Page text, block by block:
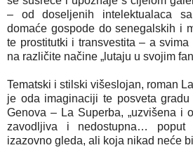
– od doseljenih intelektualaca
domaće gospode do senegalskih i
te prostitutki i transvestita – a
na različite načine „lutaju u svojim
Tematski i stilski višeslojan, roman
je oda imaginaciji te posveta
Genova – La Superba, „uzvišena i
zavodljiva i nedostupna…
izazovno gleda, ali koja nikad neće